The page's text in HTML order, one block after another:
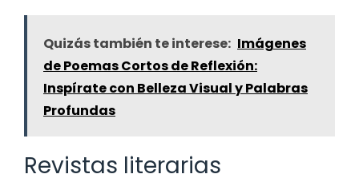
Quizás también te interese: Imágenes
de Poemas Cortos de Reflexión:
Inspírate con Belleza Visual y Palabras
Profundas
Revistas literarias